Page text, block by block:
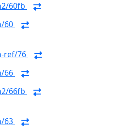
60fb
60
ref/76
66
66fb
63